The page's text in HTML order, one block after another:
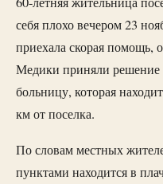
себя плохо вечером 23
приехала скорая помощь,
Медики приняли
больницу, которая
км от поселка.
По словам местных
пунктами находится в